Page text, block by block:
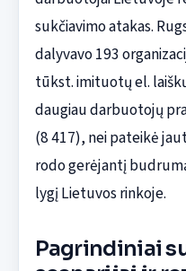
sukčiavimo atakas.
dalyvavo 193
tūkst. imituotų el.
daugiau darbuotojų
(8 417), nei pateikė
rodo gerėjantį
lygį Lietuvos rinkoje.
Pagrindiniai